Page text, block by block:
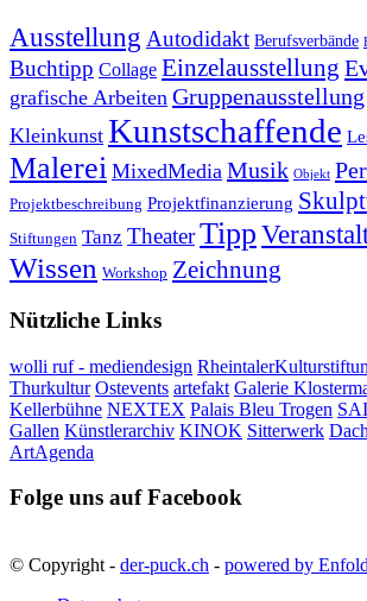
Ausstellung Autodidakt Berufsverbände
Buchtipp Collage Einzelausstellung
grafische Arbeiten Gruppenausstellung
Kleinkunst Kunstschaffende
Malerei MixedMedia Musik Objekt
Projektbeschreibung Projektfinanzierung
Stiftungen Tanz TheaterTipp
Wissen Workshop Zeichnung
Nützliche Links
wolli ruf - mediendesign
Thurkultur Ostevents artefakt Galerie
Kellerbühne NEXTEX Palais Bleu Trogen
Gallen Künstlerarchiv KINOK Sitterwerk
ArtAgenda
Folge uns auf Facebook
© Copyright - der-puck.ch - powered by